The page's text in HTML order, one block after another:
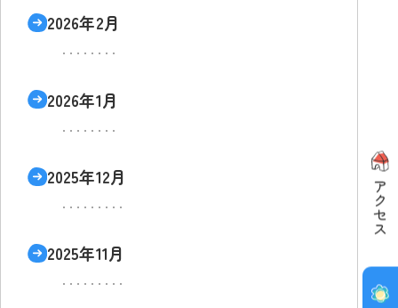
2026年2月
2026年1月
2025年12月
2025年11月